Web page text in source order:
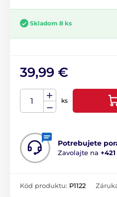
Skladom 8 ks
39,99 €
ks
Potrebujete
Zavolajte na
Kód produktu: P1122